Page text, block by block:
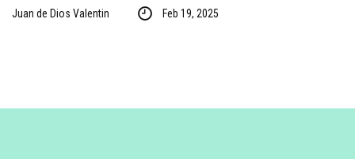
Juan de Dios Valentin Feb 19, 2025